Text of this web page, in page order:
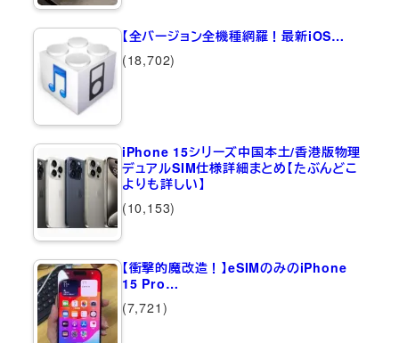
【全バージョン全機種網羅！最新iOS…
(18,702)
iPhone 15シリーズ中国本土/香港版物理
デュアルSIM仕様詳細まとめ【たぶんどこ
よりも詳しい】
(10,153)
【衝撃的魔改造！】eSIMのみのiPhone
15 Pro…
(7,721)